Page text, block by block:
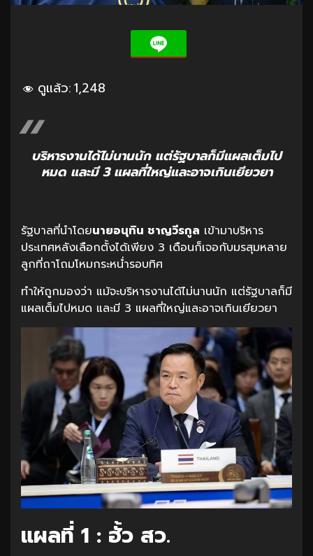
ดูแล้ว:1,248
บริหารงานได้ไม่นานนัก แต่รัฐบาลก็มีแผลเต็มไป
หมด และมี 3 แผลที่ใหญ่และอาจเกินเยียวยา
รัฐบาลที่นำโดยนายอนุทิน ชาญวีรกูล เข้ามาบริหาร
ประเทศหลังเลือกตั้งได้เพียง 3 เดือนก็เจอกับมรสุมหลาย
ลูกที่ถาโถมโหมกระหน่ำรอบทิศ
ทำให้ถูกมองว่า แม้จะบริหารงานได้ไม่นานนัก แต่รัฐบาลก็มี
แผลเต็มไปหมด และมี 3 แผลที่ใหญ่และอาจเกินเยียวยา
แผลที่ 1 : ฮั้ว สว.